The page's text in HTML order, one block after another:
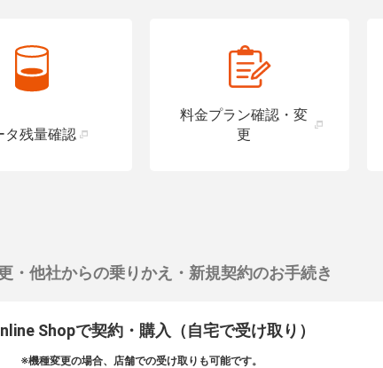
タ残量確認
料金プラン確認・変
更
・他社からの乗りかえ・新規契約のお手続き
Shopで契約・購入（自宅で受け取り）
※機種変更の場合、店舗での受け取りも可能です。